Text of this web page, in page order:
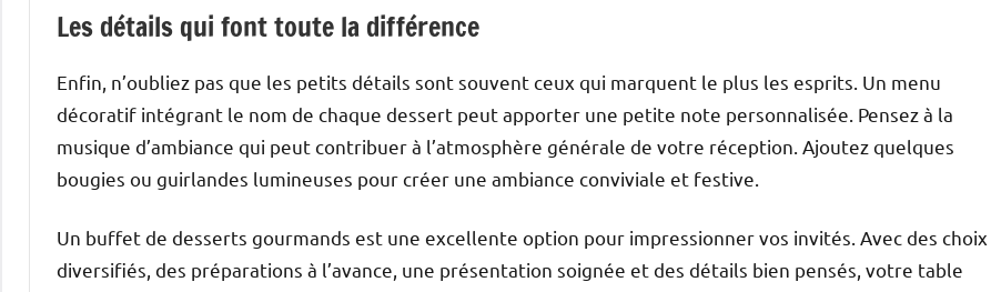
Les détails qui font toute la différence
Enfin, n’oubliez pas que les petits détails sont souvent ceux qui marquent le plus les esprits. Un menu
décoratif intégrant le nom de chaque dessert peut apporter une petite note personnalisée. Pensez à la
musique d’ambiance qui peut contribuer à l’atmosphère générale de votre réception. Ajoutez quelques
bougies ou guirlandes lumineuses pour créer une ambiance conviviale et festive.
Un buffet de desserts gourmands est une excellente option pour impressionner vos invités. Avec des choix
diversifiés, des préparations à l’avance, une présentation soignée et des détails bien pensés, votre table